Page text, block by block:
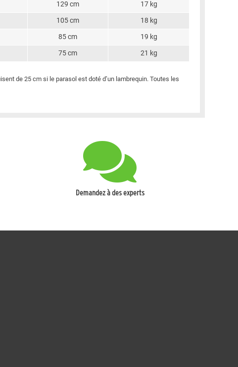
129 cm
17 kg
105 cm
18 kg
85 cm
19 kg
75 cm 21 kg
de 25 cm si le parasol est doté d’un lambrequin. Toutes les
Demandez à des experts